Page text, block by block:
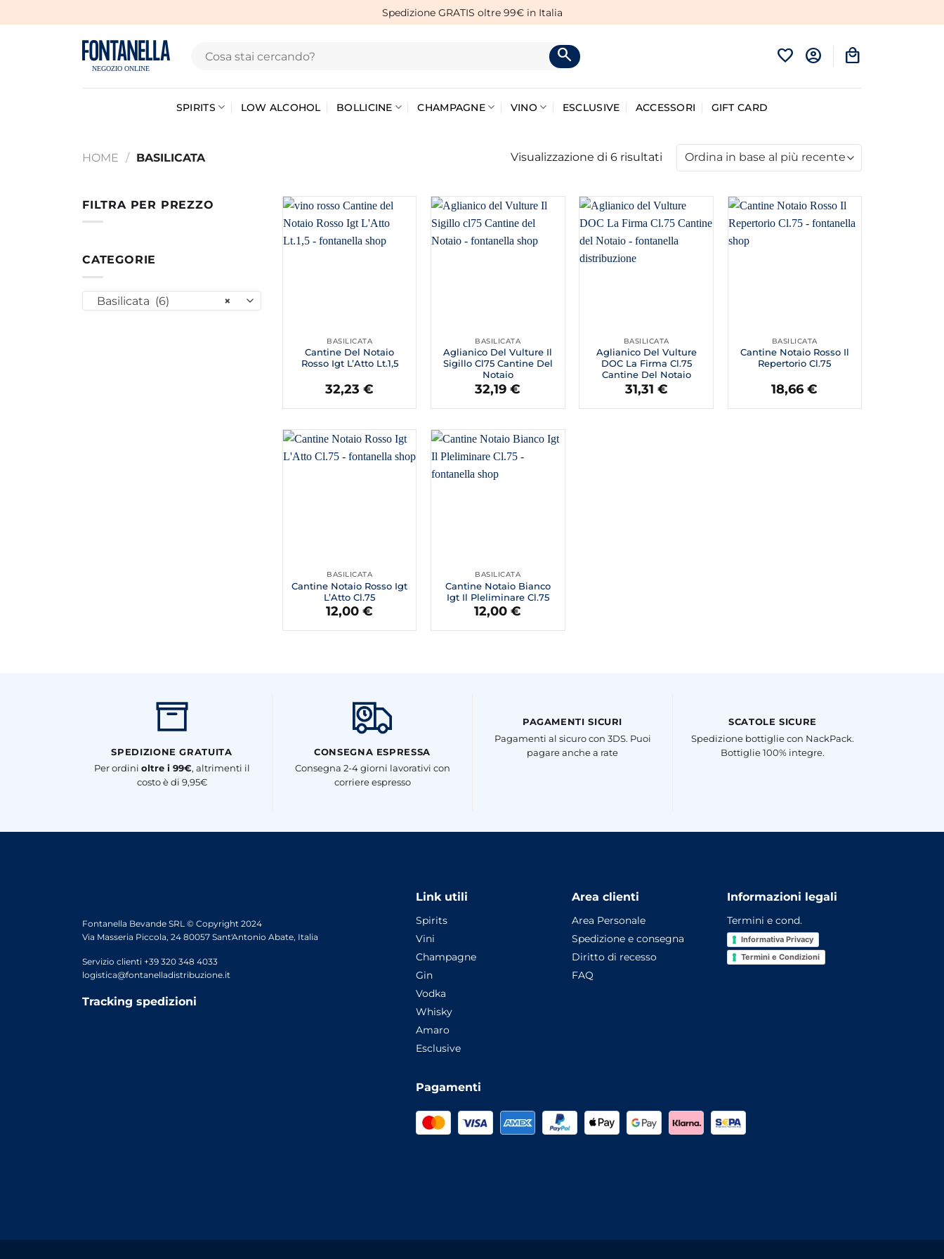
ai
Spedizione GRATIS oltre 99€ in Italia
SPIRITS LOW ALCOHOL BOLLICINE CHAMPAGNE VINO ESCLUSIVE ACCESSORI GIFT CARD
HOME / BASILICATA Visualizzazione di 6 risultatiOrdina
al
più
recente
FILTRA PER PREZZO
CATEGORIE
×
Basilicata (6)
BASILICATA
Cantine Del Notaio
Rosso Igt L’Atto Lt.1,5
32,23€
BASILICATA
Aglianico Del Vulture Il
Sigillo Cl75 Cantine Del
Notaio
32,19€
BASILICATA
Aglianico Del Vulture
DOC La Firma Cl.75
Cantine Del Notaio
31,31 €
BASILICATA
Cantine Notaio Rosso Il
Repertorio Cl.75
18,66€
BASILICATA
Cantine Notaio Rosso Igt
L’Atto Cl.75
12,00€
BASILICATA
Cantine Notaio Bianco
Igt Il Pleliminare Cl.75
12,00€
SPEDIZIONE GRATUITA
Per ordini oltre i 99€, altrimenti il
costo è di 9,95€
CONSEGNA ESPRESSA
Consegna 2-4 giorni lavorativi con
corriere espresso
PAGAMENTI SICURI
Pagamenti al sicuro con 3DS. Puoi
pagare anche a rate
SCATOLE SICURE
Spedizione bottiglie con NackPack.
Bottiglie 100% integre.
Fontanella Bevande SRL © Copyright 2024
Via Masseria Piccola, 24 80057 Sant'Antonio Abate, Italia
Servizio clienti +39 320 348 4033
logistica@fontanelladistribuzione.it
Tracking spedizioni
Link utili
Spirits
Vini
Champagne
Gin
Vodka
Whisky
Amaro
Esclusive
Area clienti
Area Personale
Spedizione e consegna
Diritto di recesso
FAQ
Informazioni legali
Termini e cond.
Informativa Privacy
Termini e Condizioni
Pagamenti